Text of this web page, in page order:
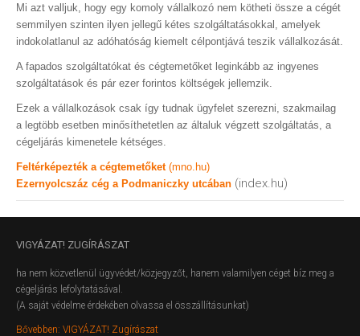
Mi azt valljuk, hogy egy komoly vállalkozó nem kötheti össze a cégét
semmilyen szinten ilyen jellegű kétes szolgáltatásokkal, amelyek
indokolatlanul az adóhatóság kiemelt célpontjává teszik vállalkozását.
A fapados szolgáltatókat és cégtemetőket leginkább az ingyenes
szolgáltatások és pár ezer forintos költségek jellemzik.
Ezek a vállalkozások csak így tudnak ügyfelet szerezni, szakmailag
a legtöbb esetben minősíthetetlen az általuk végzett szolgáltatás, a
cégeljárás kimenetele kétséges.
Feltérképezték a cégtemetőket (mno.hu)
Ezernyolcszáz cég a Podmaniczky utcában (index.hu)
VIGYÁZAT! ZUGÍRÁSZAT
ha nem közvetlenül ügyvédet/közjegyzőt, hanem valamilyen céget bíz meg a
cégeljárás lefolytatásával.
(A saját védelme érdekében olvassa el összállításunkat)
Bővebben: VIGYÁZAT! Zugírászat